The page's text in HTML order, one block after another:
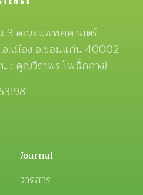
น 3 คณะแพทยศาสตร์
.เมือง จ.ขอนแก่น 40002
: คุณวิราพร โพธิ์กลาง)
Journal
วารสาร